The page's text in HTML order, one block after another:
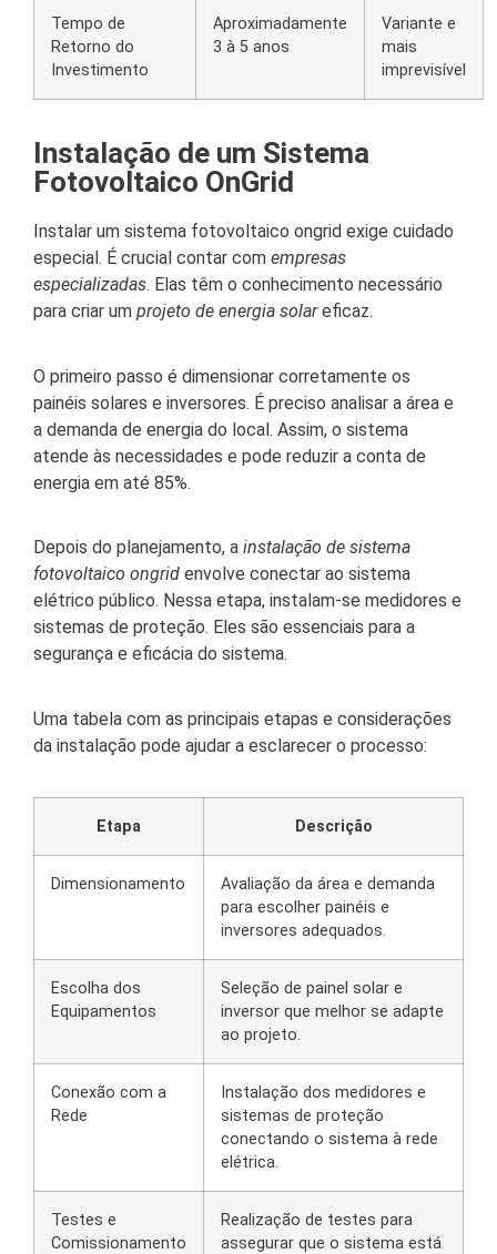
Tempo de
Retorno do
Investimento
Aproximadamente
3 à 5 anos
Variante e
mais
imprevisível
Instalação de um Sistema
Fotovoltaico OnGrid
Instalar um sistema fotovoltaico ongrid exige cuidado
especial. É crucial contar com empresas
especializadas. Elas têm o conhecimento necessário
para criar um projeto de energia solareficaz.
O primeiro passo é dimensionar corretamente os
painéis solares e inversores. É preciso analisar a área e
a demanda de energia do local. Assim, o sistema
atende às necessidades e pode reduzir a conta de
energia em até 85%.
Depois do planejamento, a instalação de sistema
fotovoltaico ongrid envolve conectar ao sistema
elétrico público. Nessa etapa, instalam-se medidores e
sistemas de proteção. Eles são essenciais para a
segurança e eficácia do sistema.
Uma tabela com as principais etapas e considerações
da instalação pode ajudar a esclarecer o processo:
Etapa Descrição
Dimensionamento
Avaliação da área e demanda
para escolher painéis e
inversores adequados.
Escolha dos
Equipamentos
Seleção de painel solar e
inversor que melhor se adapte
ao projeto.
Conexão com a
Rede
Instalação dos medidores e
sistemas de proteção
conectando o sistema à rede
elétrica.
Testes e
Comissionamento
Realização de testes para
assegurar que o sistema está